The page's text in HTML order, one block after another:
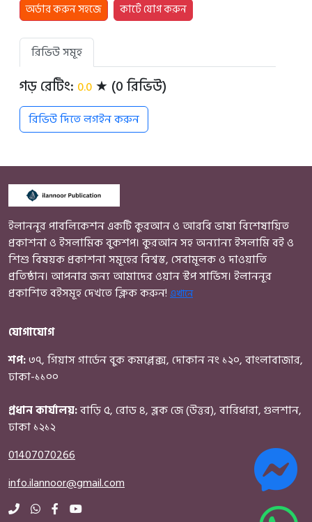
অর্ডার করুন সহজে কার্টে যোগ করুন
রিভিউ সমূহ
গড় রেটিং: 0.0 ★ (0 রিভিউ)
রিভিউ দিতে লগইন করুন
ইলাননূর পাবলিকেশন একটি কুরআন ও আরবি ভাষা বিশেষায়িত
প্রকাশনা ও ইসলামিক বুকশপ। কুরআন সহ অন্যান্য ইসলামি বই ও
শিশু বিষয়ক প্রকাশনা সমূহের বিশ্বস্ত, সেবামূলক ও দাওয়াতি
প্রতিষ্ঠান। আপনার জন্য আমাদের ওয়ান স্টপ সার্ভিস। ইলাননূর
প্রকাশিত বইসমূহ দেখতে ক্লিক করুন! এখানে
যোগাযোগ
শপ:৩৭, গিয়াস গার্ডেন বুক কমপ্লেক্স, দোকান নং ১২০, বাংলাবাজার,
ঢাকা-১১০০
প্রধান কার্যালয়:বাড়ি ৫, রোড ৪, ব্লক জে (উত্তর), বারিধারা, গুলশান,
ঢাকা ১২১২
01407070266
info.ilannoor@gmail.com